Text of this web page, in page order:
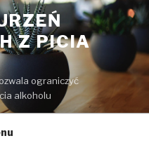
Z PICIA
ograniczyć
alkoholu